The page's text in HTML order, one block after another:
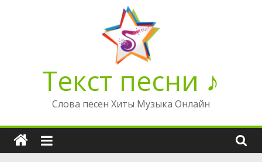
Текст песни ♪
Слова песен Хиты Музыка Онлайн